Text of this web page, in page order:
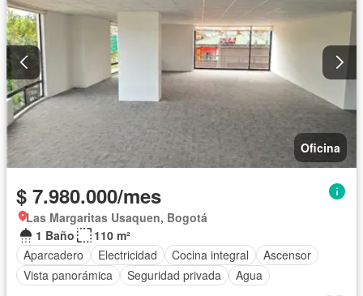
Oficina
$ 7.980.000/mes
Las Margaritas Usaquen, Bogotá
1 Baño
110 m²
Aparcadero
Electricidad Cocina integral
Ascensor
Vista panorámica
Seguridad privada Agua